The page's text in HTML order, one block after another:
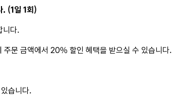
. (1일 1회)
니다.
문 금액에서 20% 할인 혜택을 받으실 수 있습니다.
습니다.